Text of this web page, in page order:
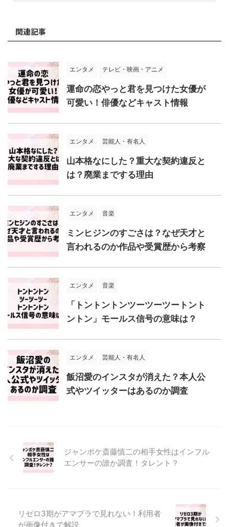
関連記事
エンタメ テレビ・映画・アニメ
運命の恋やっと君を見つけた女優が
可愛い！俳優などキャスト情報
エンタメ 芸能人・有名人
山本格なにした？重大な契約違反と
は？廃業までする理由
エンタメ 音楽
ミンヒジンのすごさは？なぜ天才と
言われるのか作品や受賞歴から考察
エンタメ 音楽
「トントントンツーツーツートント
ントン」モールス信号の意味は？
エンタメ 芸能人・有名人
飯沼愛のインスタが消えた？本人公
式やツイッターはあるのか調査
ジャンポケ斎藤慎二の相手女性はインフル
エンサーの誰か調査！タレント？
リゼロ3期がアマプラで見れない！利用者
が画像付きで解説